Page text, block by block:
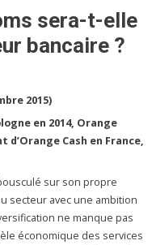
sera-t-elle
bancaire ?
2015)
en 2014, Orange
d’Orange Cash en France,
sur son propre
secteur avec une ambition
ne manque pas
économique des services